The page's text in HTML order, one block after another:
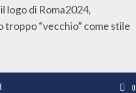
logo di Roma2024,
troppo “vecchio” come stile
0